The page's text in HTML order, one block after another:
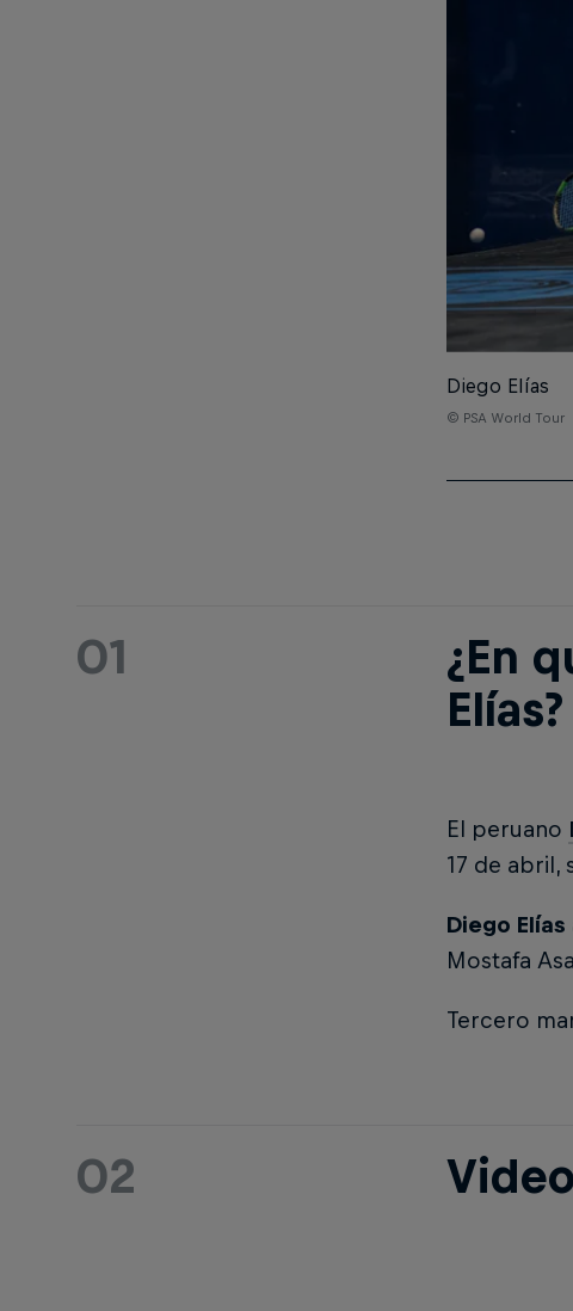
Diego Elías
© PSA World Tour
01
¿En
Elías?
El peruano
17 de abril,
Diego Elías
Mostafa
Tercero
02